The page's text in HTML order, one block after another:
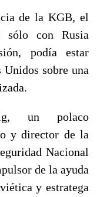
de la KGB, el
sólo con Rusia
podía estar
sobre una
un polaco
y director de la
Nacional
de la ayuda
y estratega